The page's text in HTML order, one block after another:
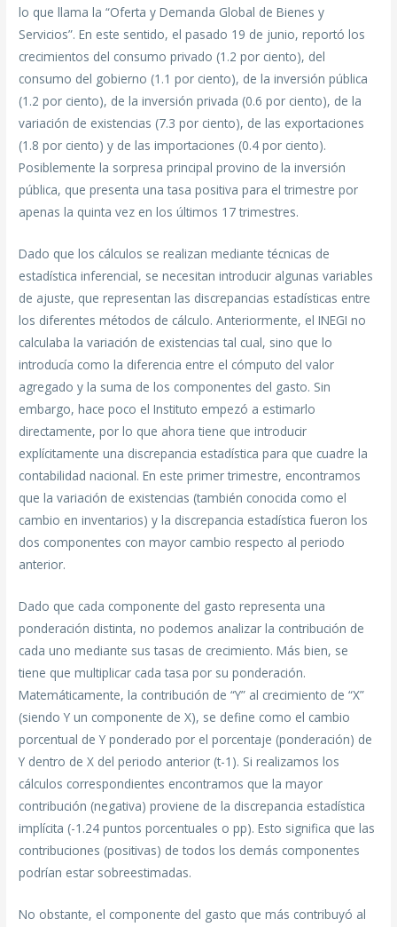
lo que llama la “Oferta y Demanda Global de Bienes y
Servicios”. En este sentido, el pasado 19 de junio, reportó los
crecimientos del consumo privado (1.2 por ciento), del
consumo del gobierno (1.1 por ciento), de la inversión pública
(1.2 por ciento), de la inversión privada (0.6 por ciento), de la
variación de existencias (7.3 por ciento), de las exportaciones
(1.8 por ciento) y de las importaciones (0.4 por ciento).
Posiblemente la sorpresa principal provino de la inversión
pública, que presenta una tasa positiva para el trimestre por
apenas la quinta vez en los últimos 17 trimestres.
Dado que los cálculos se realizan mediante técnicas de
estadística inferencial, se necesitan introducir algunas variables
de ajuste, que representan las discrepancias estadísticas entre
los diferentes métodos de cálculo. Anteriormente, el INEGI no
calculaba la variación de existencias tal cual, sino que lo
introducía como la diferencia entre el cómputo del valor
agregado y la suma de los componentes del gasto. Sin
embargo, hace poco el Instituto empezó a estimarlo
directamente, por lo que ahora tiene que introducir
explícitamente una discrepancia estadística para que cuadre la
contabilidad nacional. En este primer trimestre, encontramos
que la variación de existencias (también conocida como el
cambio en inventarios) y la discrepancia estadística fueron los
dos componentes con mayor cambio respecto al periodo
anterior.
Dado que cada componente del gasto representa una
ponderación distinta, no podemos analizar la contribución de
cada uno mediante sus tasas de crecimiento. Más bien, se
tiene que multiplicar cada tasa por su ponderación.
Matemáticamente, la contribución de “Y” al crecimiento de “X”
(siendo Y un componente de X), se define como el cambio
porcentual de Y ponderado por el porcentaje (ponderación) de
Y dentro de X del periodo anterior (t-1). Si realizamos los
cálculos correspondientes encontramos que la mayor
contribución (negativa) proviene de la discrepancia estadística
implícita (-1.24 puntos porcentuales o pp). Esto significa que las
contribuciones (positivas) de todos los demás componentes
podrían estar sobreestimadas.
No obstante, el componente del gasto que más contribuyó al